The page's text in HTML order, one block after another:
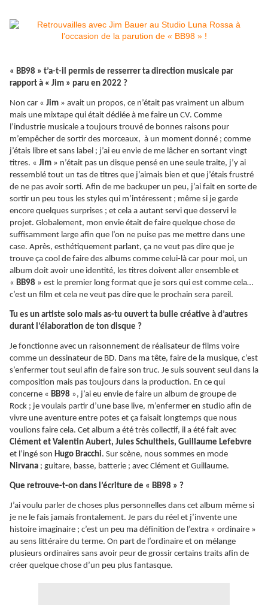
« BB98 » t’a-t-il permis de resserrer ta direction musicale par
rapport à « Jim » paru en 2022 ?
Non car « Jim » avait un propos, ce n’était pas vraiment un album
mais une mixtape qui était dédiée à me faire un CV. Comme
l’industrie musicale a toujours trouvé de bonnes raisons pour
m’empêcher de sortir des morceaux, à un moment donné ; comme
j’étais libre et sans label ; j’ai eu envie de me lâcher en sortant vingt
titres. « Jim » n’était pas un disque pensé en une seule traite, j’y ai
ressemblé tout un tas de titres que j’aimais bien et que j’étais frustré
de ne pas avoir sorti. Afin de me backuper un peu, j’ai fait en sorte de
sortir un peu tous les styles qui m’intéressent ; même si je garde
encore quelques surprises ; et cela a autant servi que desservi le
projet. Globalement, mon envie était de faire quelque chose de
suffisamment large afin que l’on ne puise pas me mettre dans une
case. Après, esthétiquement parlant, ça ne veut pas dire que je
trouve ça cool de faire des albums comme celui-là car pour moi, un
album doit avoir une identité, les titres doivent aller ensemble et
« BB98 » est le premier long format que je sors qui est comme cela…
c’est un film et cela ne veut pas dire que le prochain sera pareil.
Tu es un artiste solo mais as-tu ouvert ta bulle créative à d’autres
durant l’élaboration de ton disque ?
Je fonctionne avec un raisonnement de réalisateur de films voire
comme un dessinateur de BD. Dans ma tête, faire de la musique, c’est
s’enfermer tout seul afin de faire son truc. Je suis souvent seul dans la
composition mais pas toujours dans la production. En ce qui
concerne « BB98 », j’ai eu envie de faire un album de groupe de
Rock ; je voulais partir d’une base live, m’enfermer en studio afin de
vivre une aventure entre potes et ça faisait longtemps que nous
voulions faire cela. Cet album a été très collectif, il a été fait avec
Clément et Valentin Aubert, Jules Schultheis, Guillaume Lefebvre
et l’ingé son Hugo Bracchi. Sur scène, nous sommes en mode
Nirvana ; guitare, basse, batterie ; avec Clément et Guillaume.
Que retrouve-t-on dans l’écriture de « BB98 » ?
J’ai voulu parler de choses plus personnelles dans cet album même si
je ne le fais jamais frontalement. Je pars du réel et j’invente une
histoire imaginaire ; c’est un peu ma définition de l’extra « ordinaire »
au sens littéraire du terme. On part de l’ordinaire et on mélange
plusieurs ordinaires sans avoir peur de grossir certains traits afin de
créer quelque chose d’un peu plus fantasque.